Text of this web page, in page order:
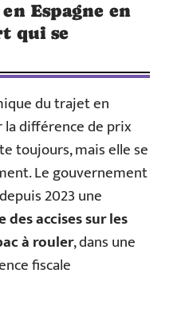
Espagne en
qui se
du trajet en
la différence de prix
toujours, mais elle se
Le gouvernement
2023 une
des accises sur les
à rouler, dans une
fiscale